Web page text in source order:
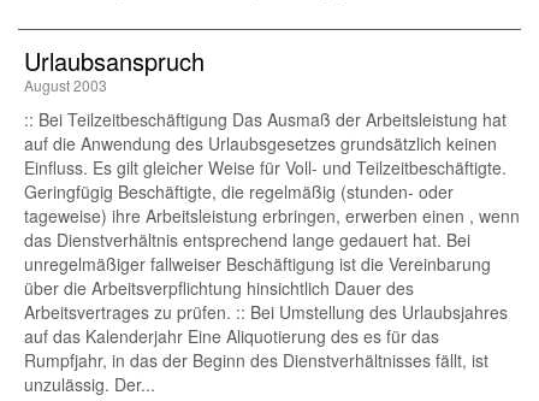
Urlaubsanspruch
August 2003
:: Bei Teilzeitbeschäftigung Das Ausmaß der Arbeitsleistung hat
auf die Anwendung des Urlaubsgesetzes grundsätzlich keinen
Einfluss. Es gilt gleicher Weise für Voll- und Teilzeitbeschäftigte.
Geringfügig Beschäftigte, die regelmäßig (stunden- oder
tageweise) ihre Arbeitsleistung erbringen, erwerben einen , wenn
das Dienstverhältnis entsprechend lange gedauert hat. Bei
unregelmäßiger fallweiser Beschäftigung ist die Vereinbarung
über die Arbeitsverpflichtung hinsichtlich Dauer des
Arbeitsvertrages zu prüfen. :: Bei Umstellung des Urlaubsjahres
auf das Kalenderjahr Eine Aliquotierung des es für das
Rumpfjahr, in das der Beginn des Dienstverhältnisses fällt, ist
unzulässig. Der...